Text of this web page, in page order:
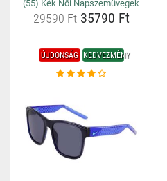
(55) Kék Női Napszemüvegek
29590 Ft35790 Ft
ÚJDONSÁG KEDVEZMÉNY